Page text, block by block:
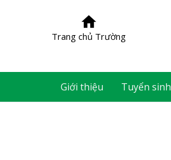
Trang chủ Trường
Giới thiệu Tuyển sinh